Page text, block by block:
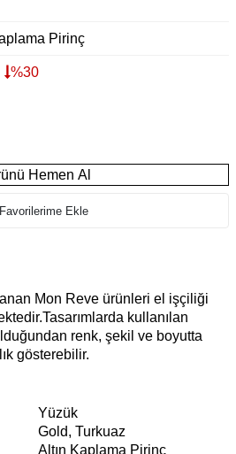
Pirinç
%30
Hemen Al
Ekle
Mon Reve ürünleri el işçiliği
kullanılan
renk, şekil ve boyutta
gösterebilir.
Yüzük
Gold, Turkuaz
Altın Kaplama Pirinç